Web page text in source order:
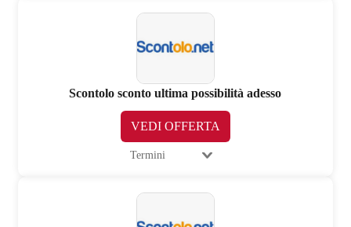
Scontolo sconto ultima possibilità adesso
VEDI OFFERTA
Termini